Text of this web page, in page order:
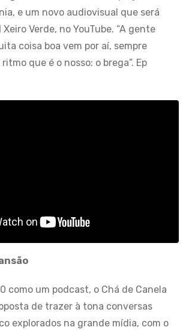
e um novo audiovisual que será
Verde, no YouTube. “A gente
coisa boa vem por aí, sempre
que é o nosso: o brega”. Ep
como um podcast, o Chá de Canela
de trazer à tona conversas
explorados na grande mídia, com o